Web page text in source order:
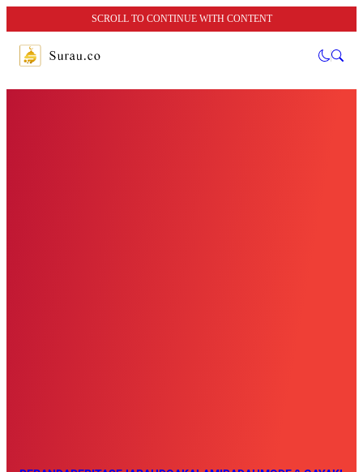
SCROLL TO CONTINUE WITH CONTENT